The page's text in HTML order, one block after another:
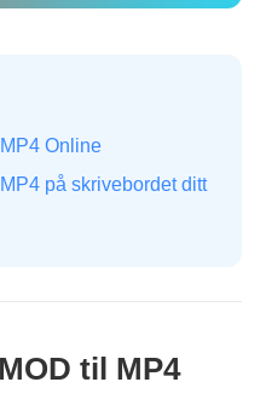
Online
på skrivebordet ditt
til MP4